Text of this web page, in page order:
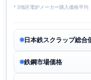
* 3地区電炉メーカー購入価格平均
日本鉄スクラップ総合
鉄鋼市場価格